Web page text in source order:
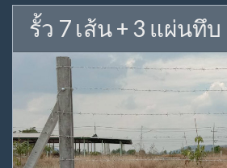
รั้ว 7 เส้น + 3 แผ่นทึบ